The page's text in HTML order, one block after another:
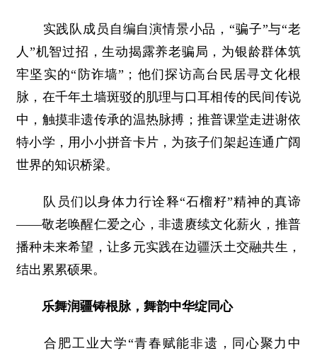
实践队成员自编自演情景小品，“骗子”与“老
人”机智过招，生动揭露养老骗局，为银龄群体筑
牢坚实的“防诈墙”；他们探访高台民居寻文化根
脉，在千年土墙斑驳的肌理与口耳相传的民间传说
中，触摸非遗传承的温热脉搏；推普课堂走进谢依
特小学，用小小拼音卡片，为孩子们架起连通广阔
世界的知识桥梁。
队员们以身体力行诠释“石榴籽”精神的真谛
——敬老唤醒仁爱之心，非遗赓续文化薪火，推普
播种未来希望，让多元实践在边疆沃土交融共生，
结出累累硕果。
乐舞润疆铸根脉，舞韵中华绽同心
合肥工业大学“青春赋能非遗，同心聚力中